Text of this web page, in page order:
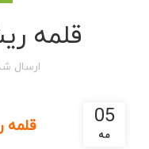
قلمه
ارسال
05
مه قلمه